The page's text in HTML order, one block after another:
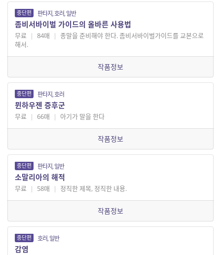
중단편 판타지, 호러, 일반
좀비서바이벌 가이드의 올바른 사용법
무료 | 84매 | 종말을 준비해야 한다. 좀비서바이벌가이드를 교본으로
해서.
작품정보
중단편 판타지, 호러
뮌하우젠 증후군
무료 | 66매 | 아기가 말을 한다
작품정보
중단편 판타지, 일반
소말리아의 해적
무료 | 58매 | 정직한 제목, 정직한 내용.
작품정보
중단편 호러, 일반
감염